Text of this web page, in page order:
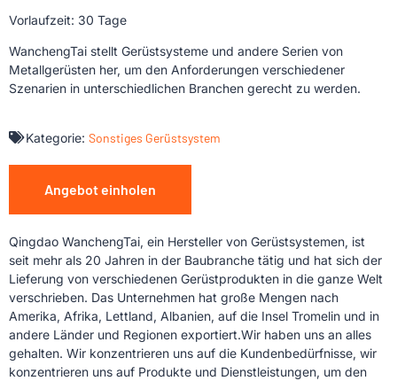
Vorlaufzeit: 30 Tage
WanchengTai stellt Gerüstsysteme und andere Serien von
Metallgerüsten her, um den Anforderungen verschiedener
Szenarien in unterschiedlichen Branchen gerecht zu werden.
Kategorie: Sonstiges Gerüstsystem
Angebot einholen
Qingdao WanchengTai, ein Hersteller von Gerüstsystemen, ist
seit mehr als 20 Jahren in der Baubranche tätig und hat sich der
Lieferung von verschiedenen Gerüstprodukten in die ganze Welt
verschrieben. Das Unternehmen hat große Mengen nach
Amerika, Afrika, Lettland, Albanien, auf die Insel Tromelin und in
andere Länder und Regionen exportiert.Wir haben uns an alles
gehalten. Wir konzentrieren uns auf die Kundenbedürfnisse, wir
konzentrieren uns auf Produkte und Dienstleistungen, um den